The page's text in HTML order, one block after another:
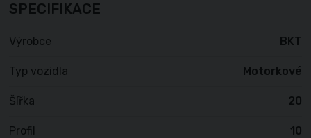
SPECIFIKACE
Výrobce BKT
Typ vozidla Motorkové
Šířka 20
Profil 10